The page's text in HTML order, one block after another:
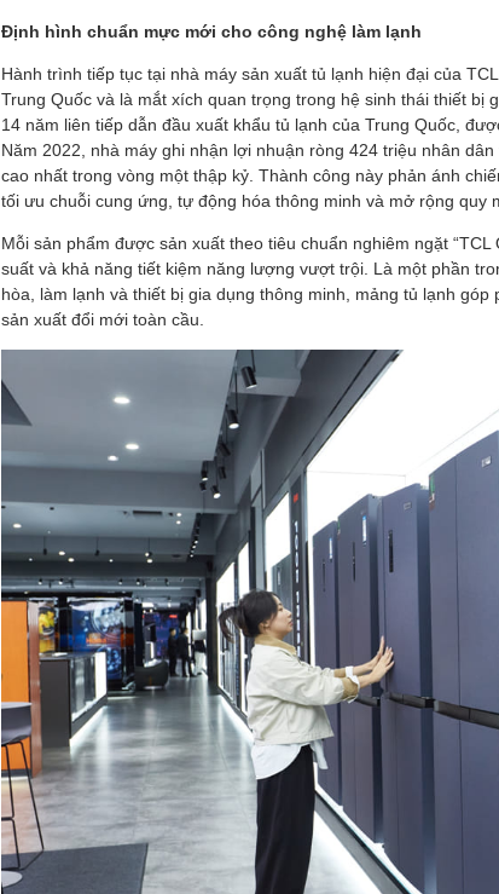
Định hình chuẩn mực mới cho công nghệ làm lạnh
Hành trình tiếp tục tại nhà máy sản xuất tủ lạnh hiện đại của
Trung Quốc và là mắt xích quan trọng trong hệ sinh thái thiết bị
14 năm liên tiếp dẫn đầu xuất khẩu tủ lạnh của Trung Quốc,
Năm 2022, nhà máy ghi nhận lợi nhuận ròng 424 triệu nhân
cao nhất trong vòng một thập kỷ. Thành công này phản ánh
tối ưu chuỗi cung ứng, tự động hóa thông minh và mở rộng quy
Mỗi sản phẩm được sản xuất theo tiêu chuẩn nghiêm ngặt
suất và khả năng tiết kiệm năng lượng vượt trội. Là một phần
hòa, làm lạnh và thiết bị gia dụng thông minh, mảng tủ lạnh
sản xuất đổi mới toàn cầu.